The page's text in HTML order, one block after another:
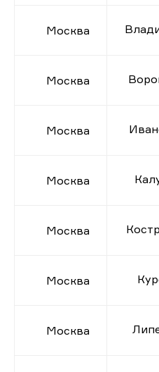
Москва
Москва
Москва
Москва
Москва
Москва
Москва